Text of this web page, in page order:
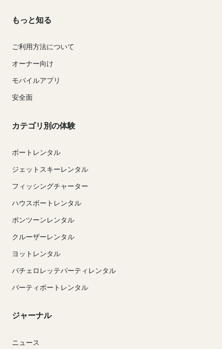
もっと知る
ご利用方法について
オーナー向け
モバイルアプリ
安全面
カテゴリ別の体験
ボートレンタル
ジェットスキーレンタル
フィッシングチャーター
ハウスボートレンタル
ポンツーンレンタル
クルーザーレンタル
ヨットレンタル
バチェロレッテパーティレンタル
パーティボートレンタル
ジャーナル
ニュース